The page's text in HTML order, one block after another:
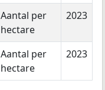
Aantal per
hectare
2023
Aantal per
hectare
2023